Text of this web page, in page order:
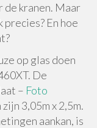
de kranen. Maar
En hoe
op glas doen
De
– Foto
3,05m x 2,5m.
aankan, is